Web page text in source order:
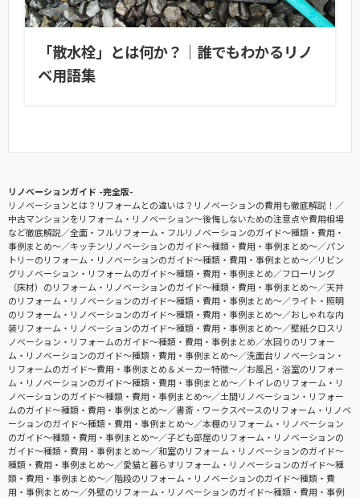
「散水栓」とは何か？｜誰でもわかるリノ
ベ用語集
リノベーションガイド -完全版-
リノベーションとは？リフォームとの違いは？リノベーションの費用も徹底解説！
中古マンションをリフォーム・リノベーション〜後悔しないための注意点や費用相場
など徹底解説
全面・フルリフォーム・フルリノベーションのガイド〜種類・費用・
事例まとめ〜
キッチンリノベーションのガイド〜種類・費用・事例まとめ〜
パン
トリーのリフォーム・リノベーションのガイド〜種類・費用・事例まとめ〜
リビン
グリノベーション・リフォームのガイド〜種類・費用・事例まとめ
フローリング
（床材）のリフォーム・リノベーションのガイド〜種類・費用・事例まとめ〜
天井
のリフォーム・リノベーションのガイド〜種類・費用・事例まとめ〜
ライト・照明
のリフォーム・リノベーションのガイド〜種類・費用・事例まとめ〜
おしゃれな内
装リフォーム・リノベーションのガイド〜種類・費用・事例まとめ〜
壁紙クロスリ
ノベーション・リフォームのガイド〜種類・費用・事例まとめ
水回りのリフォー
ム・リノベーションのガイド〜種類・費用・事例まとめ〜
洗面台リノベーション・
リフォームのガイド〜費用・事例まとめ＆メーカー特徴〜
お風呂・浴室のリフォー
ム・リノベーションのガイド〜種類・費用・事例まとめ〜
トイレのリフォーム・リ
ノベーションのガイド〜種類・費用・事例まとめ〜
土間リノベーション・リフォー
ムのガイド〜種類・費用・事例まとめ〜
書斎・ワークスペースのリフォーム・リノベ
ーションのガイド〜種類・費用・事例まとめ〜
本棚のリフォーム・リノベーション
のガイド〜種類・費用・事例まとめ〜
子ども部屋のリフォーム・リノベーションの
ガイド〜種類・費用・事例まとめ〜
和室のリフォーム・リノベーションのガイド〜
種類・費用・事例まとめ〜
愛猫と暮らすリフォーム・リノベーションのガイド〜種
類・費用・事例まとめ〜
階段のリフォーム・リノベーションのガイド〜種類・費
用・事例まとめ〜
外壁のリフォーム・リノベーションのガイド〜種類・費用・事例